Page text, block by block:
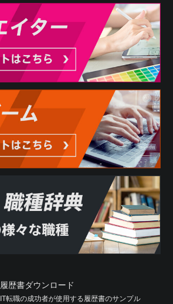
履歴書ダウンロード
IT転職の成功者が使用する履歴書のサンプル